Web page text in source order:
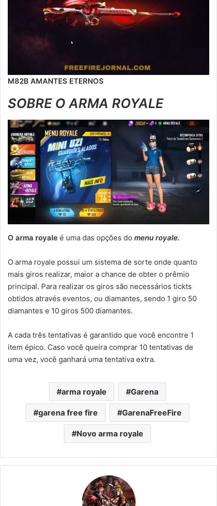
M82B AMANTES ETERNOS
SOBRE O ARMA ROYALE
O arma royale é uma das opções do menu royale.
O arma royale possui um sistema de sorte onde quanto
mais giros realizar, maior a chance de obter o prêmio
principal. Para realizar os giros são necessários tickts
obtidos através eventos, ou diamantes, sendo 1 giro 50
diamantes e 10 giros 500 diamantes.
A cada três tentativas é garantido que você encontre 1
item épico. Caso você queira comprar 10 tentativas de
uma vez, você ganhará uma tentativa extra.
arma royale Garena
garena free fire GarenaFreeFire
Novo arma royale